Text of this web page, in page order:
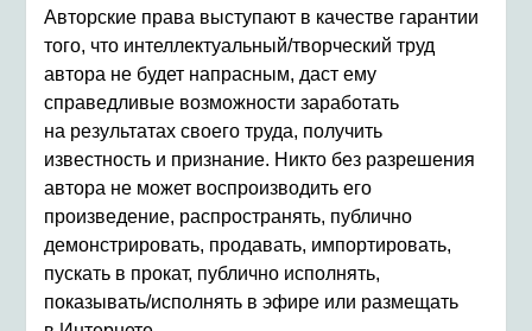
Авторские права выступают в качестве гарантии
того, что интеллектуальный/творческий труд
автора не будет напрасным, даст ему
справедливые возможности заработать
на результатах своего труда, получить
известность и признание. Никто без разрешения
автора не может воспроизводить его
произведение, распространять, публично
демонстрировать, продавать, импортировать,
пускать в прокат, публично исполнять,
показывать/исполнять в эфире или размещать